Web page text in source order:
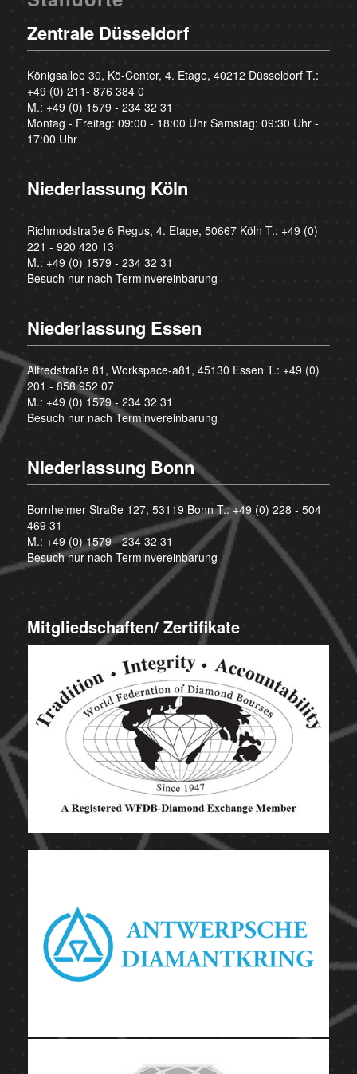
Zentrale Düsseldorf
Königsallee 30, Kö-Center, 4. Etage, 40212 Düsseldorf T.:
+49 (0) 211- 876 384 0
M.: +49 (0) 1579 - 234 32 31
Montag - Freitag: 09:00 - 18:00 Uhr Samstag: 09:30 Uhr -
17:00 Uhr
Niederlassung Köln
Richmodstraße 6 Regus, 4. Etage, 50667 Köln T.: +49 (0)
221 - 920 420 13
M.: +49 (0) 1579 - 234 32 31
Besuch nur nach Terminvereinbarung
Niederlassung Essen
Alfredstraße 81, Workspace-a81, 45130 Essen T.: +49 (0)
201 - 858 952 07
M.: +49 (0) 1579 - 234 32 31
Besuch nur nach Terminvereinbarung
Niederlassung Bonn
Bornheimer Straße 127, 53119 Bonn T.:+49 (0) 228 - 504
469 31
M.: +49 (0) 1579 - 234 32 31
Besuch nur nach Terminvereinbarung
Mitgliedschaften/ Zertifikate